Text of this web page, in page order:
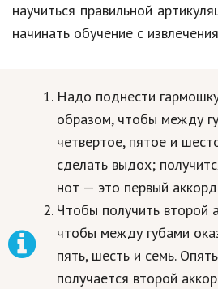
научиться правильной
начинать обучение с
Надо поднести
образом, чтобы между
четвертое, пятое и
сделать выдох;
нот — это первый
Чтобы получить второй
чтобы между губами
пять, шесть и семь.
получается второй